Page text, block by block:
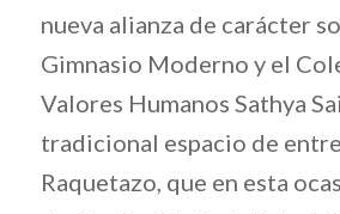
nueva alianza de carácter
Gimnasio Moderno y el
Valores Humanos Sathya
tradicional espacio de
Raquetazo, que en esta